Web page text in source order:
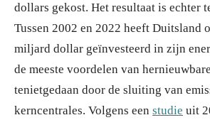
dollars gekost. Het resultaat is echter
Tussen 2002 en 2022 heeft Duitsland
miljard dollar geïnvesteerd in zijn
de meeste voordelen van
tenietgedaan door de sluiting van
kerncentrales. Volgens een studie uit